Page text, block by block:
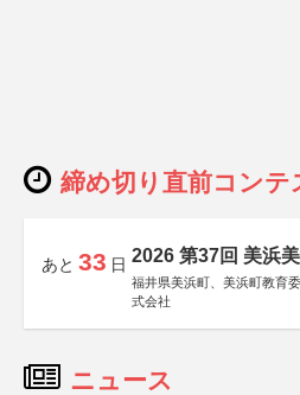
締め切り直前コンテ
あと 33 日 2026 第37回 美浜
福井県美浜町、美浜町教育
式会社
ニュース